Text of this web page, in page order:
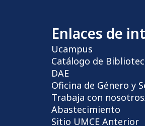
Enlaces de
Ucampus
Catálogo de
DAE
Oficina de Género y
Trabaja con
Abastecimiento
Sitio UMCE Anterior